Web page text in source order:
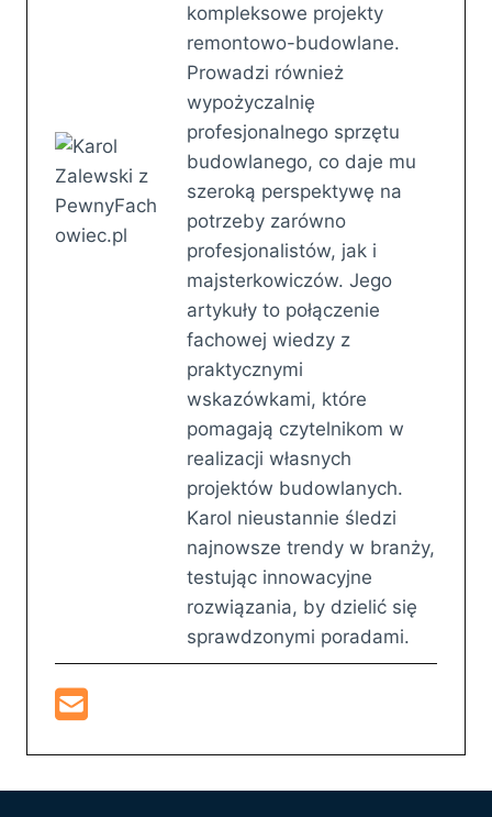
kompleksowe projekty
remontowo-budowlane.
Prowadzi również
wypożyczalnię
profesjonalnego sprzętu
budowlanego, co daje mu
szeroką perspektywę na
potrzeby zarówno
profesjonalistów, jak i
majsterkowiczów. Jego
artykuły to połączenie
fachowej wiedzy z
praktycznymi
wskazówkami, które
pomagają czytelnikom w
realizacji własnych
projektów budowlanych.
Karol nieustannie śledzi
najnowsze trendy w branży,
testując innowacyjne
rozwiązania, by dzielić się
sprawdzonymi poradami.